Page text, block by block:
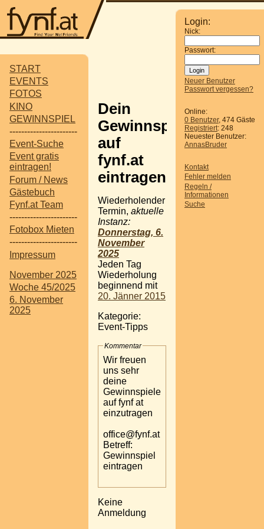
START
EVENTS
FOTOS
KINO
GEWINNSPIEL
-----------------------
Event-Suche
Event gratis
eintragen!
Forum / News
Gästebuch
Fynf.at Team
-----------------------
Fotobox Mieten
-----------------------
Impressum
November 2025
Woche 45/2025
6. November
2025
Login:
Nick:
Passwort:
Neuer Benutzer
Passwort vergessen?
Online:
0 Benutzer, 474 Gäste
Registriert: 248
Neuester Benutzer:
AnnasBruder
Kontakt
Fehler melden
Regeln /
Informationen
Suche
Dein
Gewinnspiel
auf
fynf.at
eintragen
Wiederholender
Termin, aktuelle
Instanz:
Donnerstag, 6.
November
2025
Jeden Tag
Wiederholung
beginnend mit
20. Jänner 2015
Kategorie:
Event-Tipps
Kommentar
Wir freuen
uns sehr
deine
Gewinnspiele
auf fynf at
einzutragen
office@fynf.at
Betreff:
Gewinnspiel
eintragen
Keine
Anmeldung